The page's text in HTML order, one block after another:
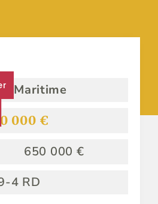
Maritime
000 €
650 000 €
4 RD